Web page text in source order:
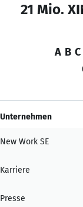
21 Mio.
A B C
Unternehmen
New Work SE
Karriere
Presse